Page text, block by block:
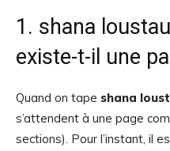
1. shana
existe-t-il une
Quand on tape shana
s’attendent à une page
sections). Pour l’instant, il